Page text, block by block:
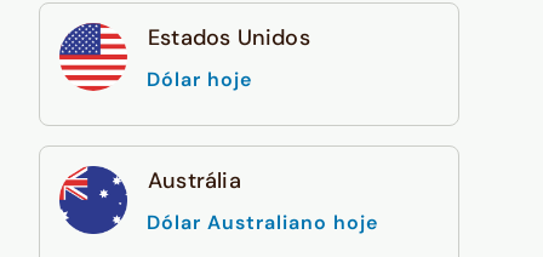
Estados Unidos
Dólar hoje
Austrália
Dólar Australiano hoje